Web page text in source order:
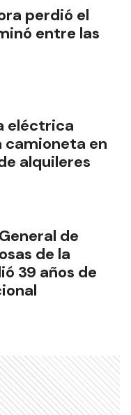
perdió el
entre las
eléctrica
camioneta en
alquileres
de
de la
39 años de